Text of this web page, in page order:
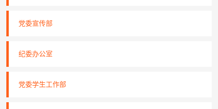
党委宣传部
纪委办公室
党委学生工作部